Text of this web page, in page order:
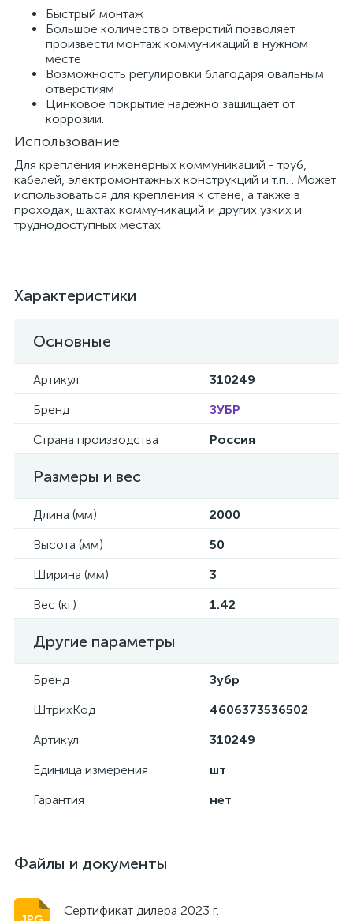
Быстрый монтаж
Большое количество отверстий позволяет
произвести монтаж коммуникаций в нужном
месте
Возможность регулировки благодаря овальным
отверстиям
Цинковое покрытие надежно защищает от
коррозии.
Использование
Для крепления инженерных коммуникаций - труб,
кабелей, электромонтажных конструкций и т.п. . Может
использоваться для крепления к стене, а также в
проходах, шахтах коммуникаций и других узких и
труднодоступных местах.
Характеристики
Основные
Артикул
310249
Бренд
ЗУБР
Страна производства
Россия
Размеры и вес
Длина (мм)
2000
Высота (мм)
50
Ширина (мм)
3
Вес (кг)
1.42
Другие параметры
Бренд
Зубр
ШтрихКод
4606373536502
Артикул
310249
Единица измерения
шт
Гарантия
нет
Файлы и документы
Сертификат дилера 2023 г.